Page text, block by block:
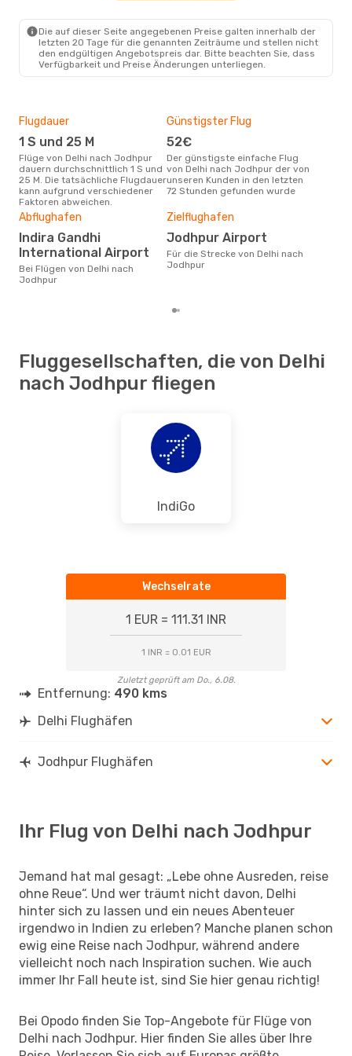
Die auf dieser Seite angegebenen Preise galten innerhalb der
letzten 20 Tage für die genannten Zeiträume und stellen nicht
den endgültigen Angebotspreis dar. Bitte beachten Sie, dass
Verfügbarkeit und Preise Änderungen unterliegen.
Flugdauer
1 S und 25 M
Flüge von Delhi nach Jodhpur
dauern durchschnittlich 1 S und
25 M. Die tatsächliche Flugdauer
kann aufgrund verschiedener
Faktoren abweichen.
Günstigster Flug
52€
Der günstigste einfache Flug
von Delhi nach Jodhpur der von
unseren Kunden in den letzten
72 Stunden gefunden wurde
Abflughafen
International Airport
Bei Flügen von Delhi nach
Jodhpur
Zielflughafen
Jodhpur Airport
Für die Strecke von Delhi nach
Jodhpur
Fluggesellschaften, die von Delhi
nach Jodhpur fliegen
IndiGo
Wechselrate
1 EUR = 111.31 INR
1 INR = 0.01 EUR
Zuletzt geprüft am Do., 6.08.
Entfernung: 490 kms
Delhi Flughäfen
Jodhpur Flughäfen
Ihr Flug von Delhi nach Jodhpur
Jemand hat mal gesagt: „Lebe ohne Ausreden, reise
ohne Reue“. Und wer träumt nicht davon, Delhi
hinter sich zu lassen und ein neues Abenteuer
irgendwo in Indien zu erleben? Manche planen schon
ewig eine Reise nach Jodhpur, während andere
vielleicht noch nach Inspiration suchen. Wie auch
immer Ihr Fall heute ist, sind Sie hier genau richtig!
Bei Opodo finden Sie Top-Angebote für Flüge von
Delhi nach Jodhpur. Hier finden Sie alles über Ihre